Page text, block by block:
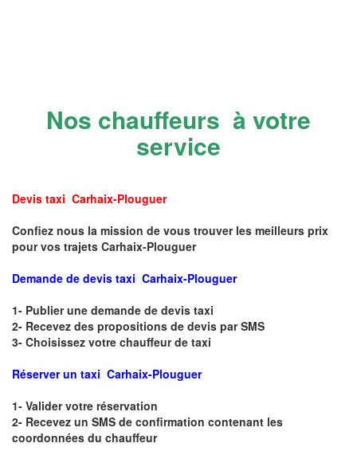
Nos chauffeurs à votre
service
Devis taxi Carhaix-Plouguer
Confiez nous la mission de vous trouver les meilleurs prix
pour vos trajets Carhaix-Plouguer
Demande de devis taxi Carhaix-Plouguer
1- Publier une demande de devis taxi
2- Recevez des propositions de devis par SMS
3- Choisissez votre chauffeur de taxi
Réserver un taxi Carhaix-Plouguer
1- Valider votre réservation
2- Recevez un SMS de confirmation contenant les
coordonnées du chauffeur